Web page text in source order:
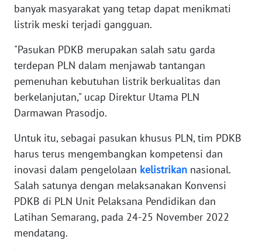
banyak masyarakat yang tetap dapat menikmati
listrik meski terjadi gangguan.
"Pasukan PDKB merupakan salah satu garda
terdepan PLN dalam menjawab tantangan
pemenuhan kebutuhan listrik berkualitas dan
berkelanjutan," ucap Direktur Utama PLN
Darmawan Prasodjo.
Untuk itu, sebagai pasukan khusus PLN, tim PDKB
harus terus mengembangkan kompetensi dan
inovasi dalam pengelolaan kelistrikan nasional.
Salah satunya dengan melaksanakan Konvensi
PDKB di PLN Unit Pelaksana Pendidikan dan
Latihan Semarang, pada 24-25 November 2022
mendatang.
KEPRI
PAPUA
WN
BARAT
WN
RIAU
WN
SERAMBI